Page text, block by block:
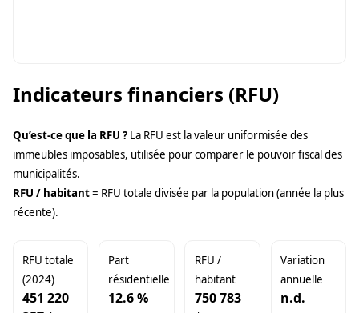
Indicateurs financiers (RFU)
Qu’est-ce que la RFU ? La RFU est la valeur uniformisée des
immeubles imposables, utilisée pour comparer le pouvoir fiscal des
municipalités.
RFU / habitant= RFU totale divisée par la population (année la plus
récente).
RFU totale
(2024)
451 220
Part
résidentielle
12.6 %
RFU /
habitant
750 783
Variation
annuelle
n.d.